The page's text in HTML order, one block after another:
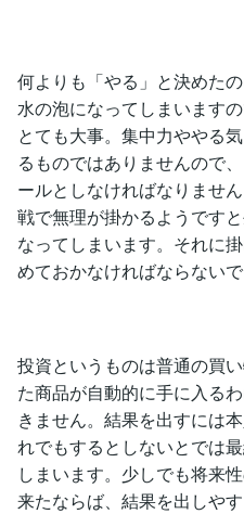
何よりも「やる」と決めた
水の泡になってしまいます
とても大事。集中力ややる
るものではありませんので
ールとしなければなりませ
戦で無理が掛かるようです
なってしまいます。それに
めておかなければならないで
投資というものは普通の買
た商品が自動的に手に入る
きません。結果を出すには
れでもするとしないとでは
しまいます。少しでも将来
来たならば、結果を出しや